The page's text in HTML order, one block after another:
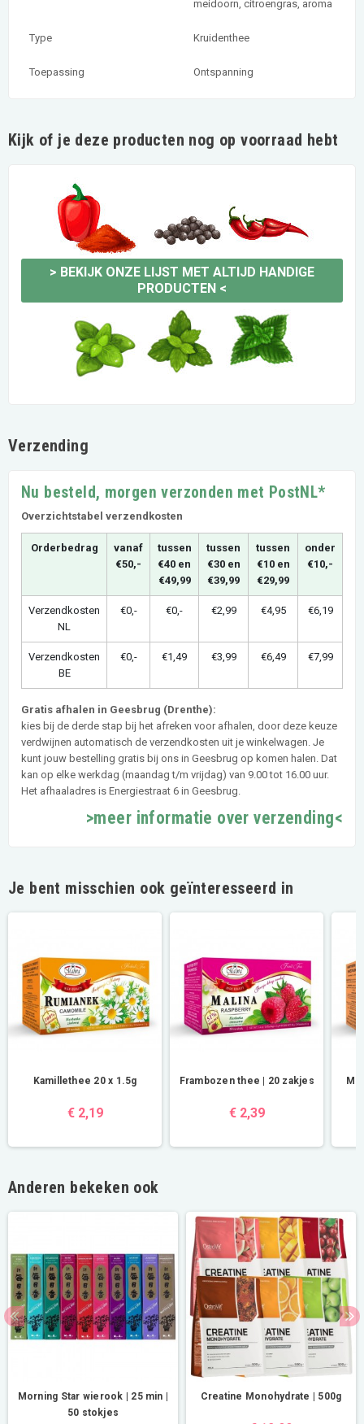
meidoorn, citroengras, aroma
Type Kruidenthee
Toepassing Ontspanning
Kijk of je deze producten nog op voorraad hebt
> BEKIJK ONZE LIJST MET ALTIJD HANDIGE
PRODUCTEN <
Verzending
Nu besteld, morgen verzonden met PostNL*
Overzichtstabel verzendkosten
Orderbedrag
vanaf
€50,-
tussen
€40 en
€49,99
tussen
€30 en
€39,99
tussen
€10 en
€29,99
onder
€10,-
Verzendkosten
NL
€0,- €0,- €2,99 €4,95 €6,19
Verzendkosten
BE
€0,- €1,49 €3,99 €6,49 €7,99
Gratis afhalen in Geesbrug (Drenthe):
kies bij de derde stap bij het afreken voor afhalen, door deze keuze
verdwijnen automatisch de verzendkosten uit je winkelwagen. Je
kunt jouw bestelling gratis bij ons in Geesbrug op komen halen. Dat
kan op elke werkdag (maandag t/m vrijdag) van 9.00 tot 16.00 uur.
Het afhaaladres is Energiestraat 6 in Geesbrug.
>meer informatie over verzending<
Je bent misschien ook geïnteresseerd in
Kamillethee 20 x 1.5g
€ 2,19
Frambozen thee | 20 zakjes
€ 2,39
Anderen bekeken ook
Morning Star wierook | 25 min |
50 stokjes
Creatine Monohydrate | 500g